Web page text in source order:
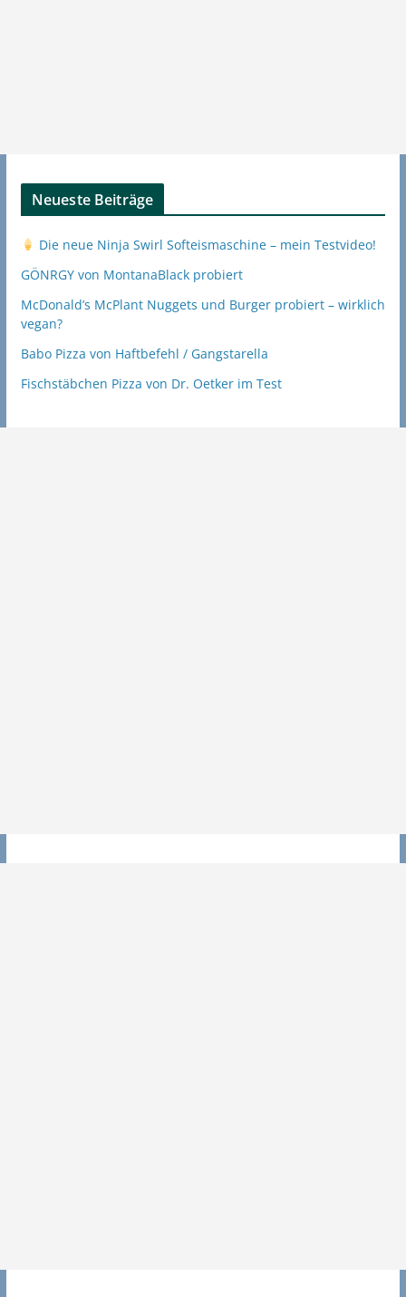
Neueste Beiträge
Die neue Ninja Swirl Softeismaschine – mein Testvideo!
GÖNRGY von MontanaBlack probiert
McDonald’s McPlant Nuggets und Burger probiert – wirklich
vegan?
Babo Pizza von Haftbefehl / Gangstarella
Fischstäbchen Pizza von Dr. Oetker im Test